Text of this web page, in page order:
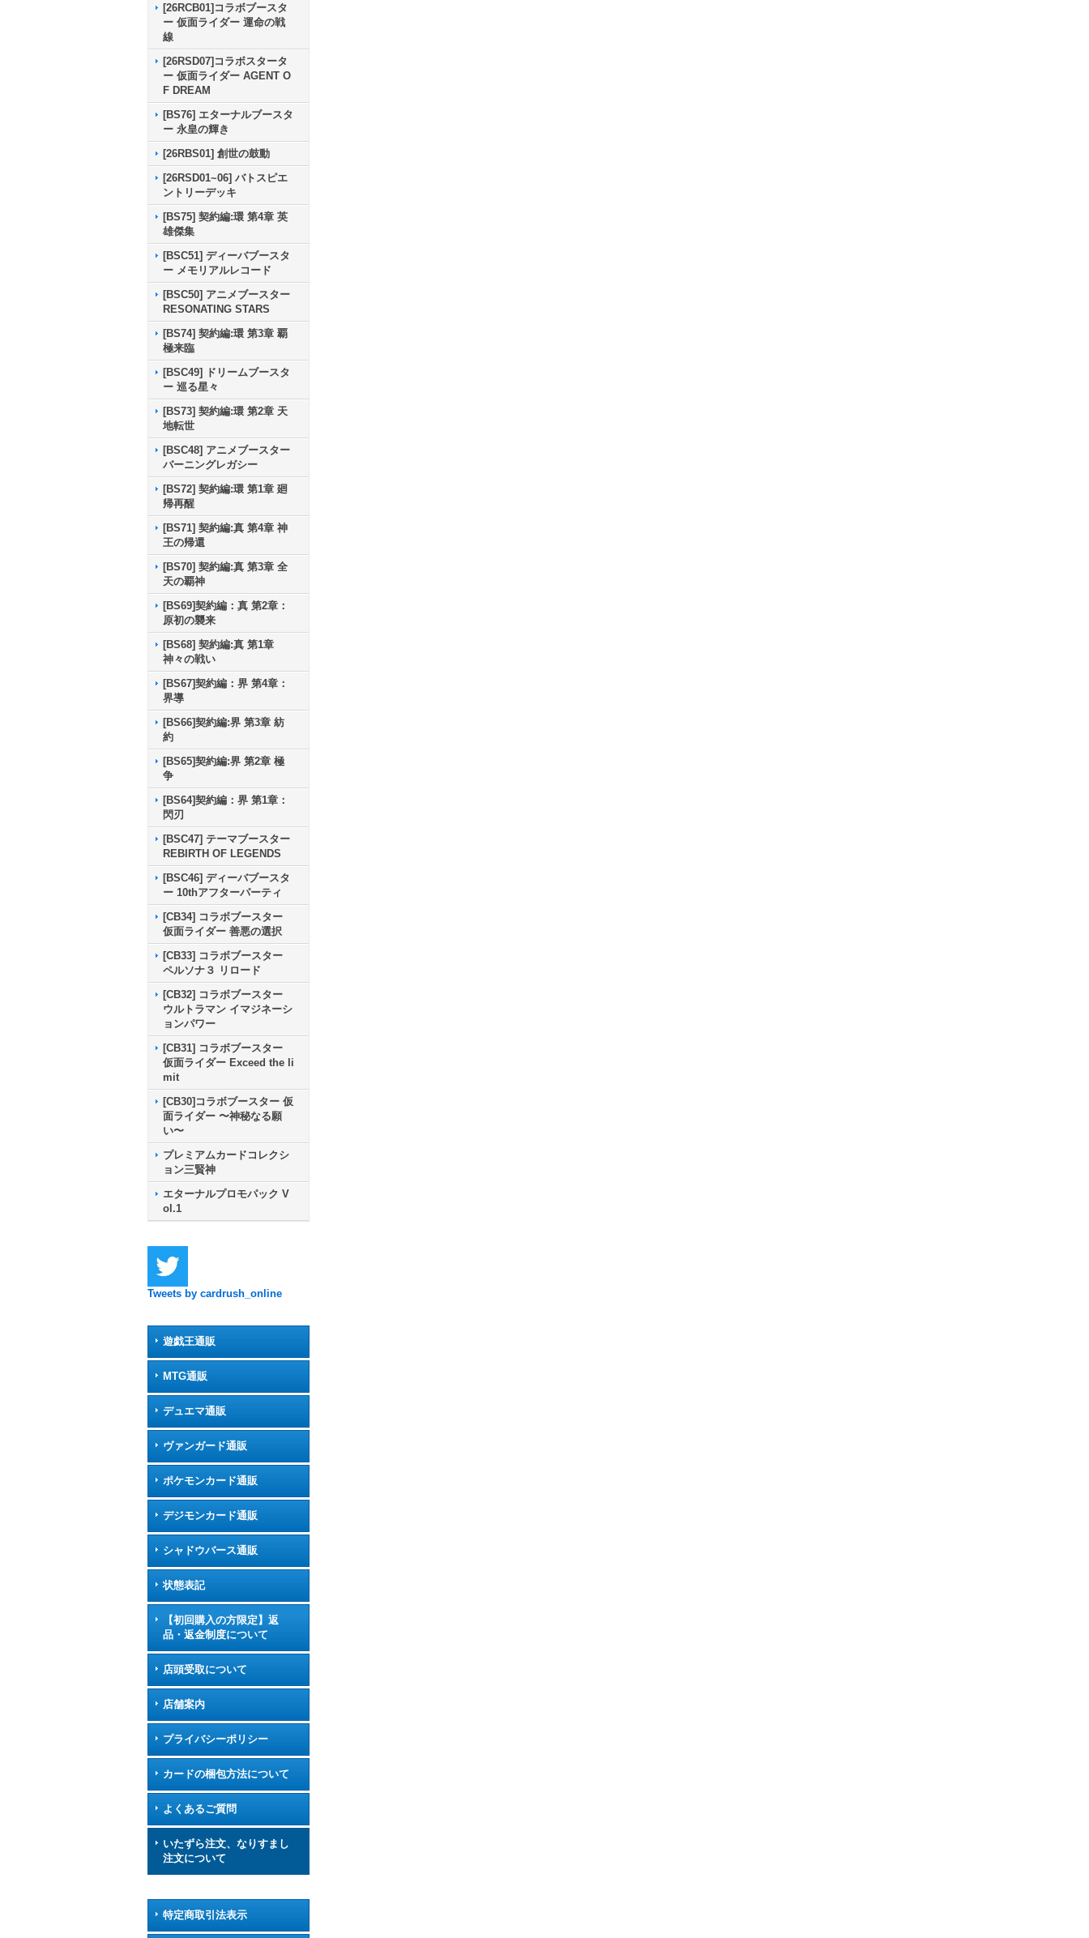
[26RCB01]コラボブースタ
ー 仮面ライダー 運命の戦
線
[26RSD07]コラボスタータ
ー 仮面ライダー AGENT O
F DREAM
[BS76] エターナルブースタ
ー 永皇の輝き
[26RBS01] 創世の鼓動
[26RSD01~06] バトスピエ
ントリーデッキ
[BS75] 契約編:環 第4章 英
雄傑集
[BSC51] ディーバブースタ
ー メモリアルレコード
[BSC50] アニメブースター
RESONATING STARS
[BS74] 契約編:環 第3章 覇
極来臨
[BSC49] ドリームブースタ
ー 巡る星々
[BS73] 契約編:環 第2章 天
地転世
[BSC48] アニメブースター
バーニングレガシー
[BS72] 契約編:環 第1章 廻
帰再醒
[BS71] 契約編:真 第4章 神
王の帰還
[BS70] 契約編:真 第3章 全
天の覇神
[BS69]契約編：真 第2章：
原初の襲来
[BS68] 契約編:真 第1章
神々の戦い
[BS67]契約編：界 第4章：
界導
[BS66]契約編:界 第3章 紡
約
[BS65]契約編:界 第2章 極
争
[BS64]契約編：界 第1章：
閃刃
[BSC47] テーマブースター
REBIRTH OF LEGENDS
[BSC46] ディーバブースタ
ー 10thアフターパーティ
[CB34] コラボブースター
仮面ライダー 善悪の選択
[CB33] コラボブースター
ペルソナ３ リロード
[CB32] コラボブースター
ウルトラマン イマジネーシ
ョンパワー
[CB31] コラボブースター
仮面ライダー Exceed the li
mit
[CB30]コラボブースター 仮
面ライダー 〜神秘なる願
い〜
プレミアムカードコレクシ
ョン三賢神
エターナルプロモパック V
ol.1
Tweets by cardrush_online
遊戯王通販
MTG通販
デュエマ通販
ヴァンガード通販
ポケモンカード通販
デジモンカード通販
シャドウバース通販
状態表記
【初回購入の方限定】返
品・返金制度について
店頭受取について
店舗案内
プライバシーポリシー
カードの梱包方法について
よくあるご質問
いたずら注文、なりすまし
注文について
特定商取引法表示